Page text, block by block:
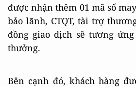
được nhận thêm 01 mã số
bảo lãnh, CTQT, tài trợ
đồng giao dịch sẽ tương
thưởng.
Bên cạnh đó, khách hàng